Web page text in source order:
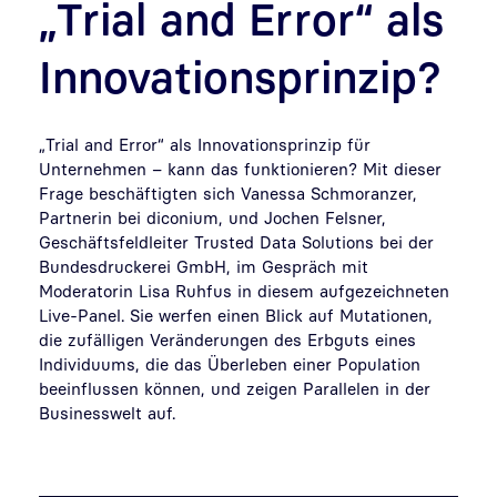
„Trial and Error“ als
Innovationsprinzip?
„Trial and Error“ als Innovationsprinzip für
Unternehmen – kann das funktionieren? Mit dieser
Frage beschäftigten sich Vanessa Schmoranzer,
Partnerin bei diconium, und Jochen Felsner,
Geschäftsfeldleiter Trusted Data Solutions bei der
Bundesdruckerei GmbH, im Gespräch mit
Moderatorin Lisa Ruhfus in diesem aufgezeichneten
Live-Panel. Sie werfen einen Blick auf Mutationen,
die zufälligen Veränderungen des Erbguts eines
Individuums, die das Überleben einer Population
beeinflussen können, und zeigen Parallelen in der
Businesswelt auf.